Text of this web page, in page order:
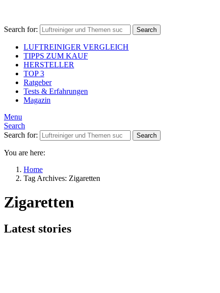
Search for: Search
LUFTREINIGER VERGLEICH
TIPPS ZUM KAUF
HERSTELLER
TOP 3
Ratgeber
Tests & Erfahrungen
Magazin
Menu
Search
Search for:
Search
You are here:
Home
Tag Archives: Zigaretten
Zigaretten
Latest stories